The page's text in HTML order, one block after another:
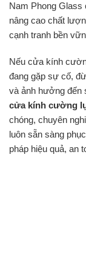
Nam Phong
nâng cao chất
cạnh tranh bền
Nếu cửa kính
đang gặp sự cố,
và ảnh hưởng đến
cửa kính cường
chóng, chuyên
luôn sẵn sàng
pháp hiệu quả, an